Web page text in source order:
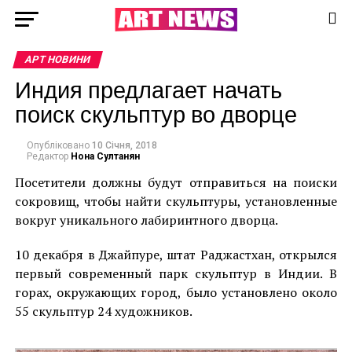
АРТ НОВИНИ
Индия предлагает начать
поиск скульптур во дворце
Опубліковано 10 Січня, 2018
Редактор Нона Султанян
Посетители должны будут отправиться на поиски
сокровищ, чтобы найти скульптуры, установленные
вокруг уникального лабиринтного дворца.
10 декабря в Джайпуре, штат Раджастхан, открылся
первый современный парк скульптур в Индии. В
горах, окружающих город, было установлено около
55 скульптур 24 художников.